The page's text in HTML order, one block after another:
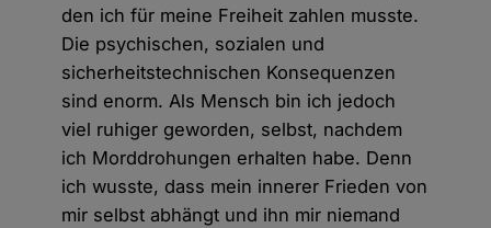
den ich für meine Freiheit zahlen musste.
Die psychischen, sozialen und
sicherheitstechnischen Konsequenzen
sind enorm. Als Mensch bin ich jedoch
viel ruhiger geworden, selbst, nachdem
ich Morddrohungen erhalten habe. Denn
ich wusste, dass mein innerer Frieden von
mir selbst abhängt und ihn mir niemand